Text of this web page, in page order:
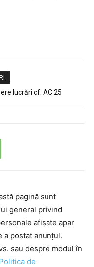
lucrări cf. AC 25
pagină sunt
general privind
afișate apar
a postat anunțul.
sau despre modul în
Politica de